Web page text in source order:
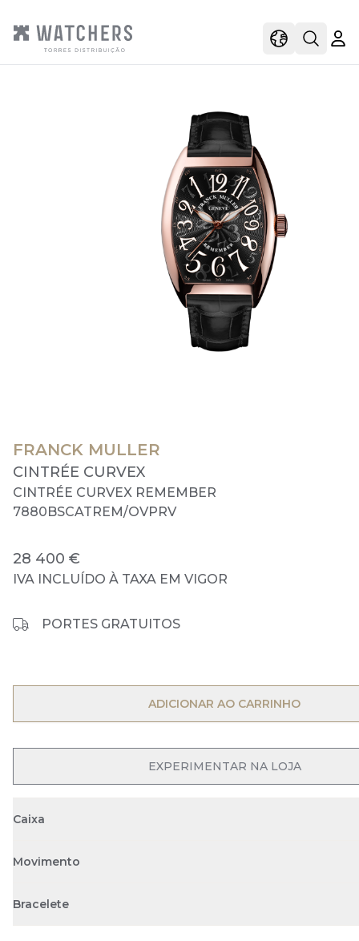
viewOpen
FRANCK MULLER
CINTRÉE CURVEX
CINTRÉE CURVEX REMEMBER
7880BSCATREM/OVPRV
28 400 €
IVA INCLUÍDO À TAXA EM VIGOR
PORTES GRATUITOS
OPEN MENU
ADICIONAR AO CARRINHO
OPEN MENU
EXPERIMENTAR NA LOJA
Caixa
Movimento
Bracelete